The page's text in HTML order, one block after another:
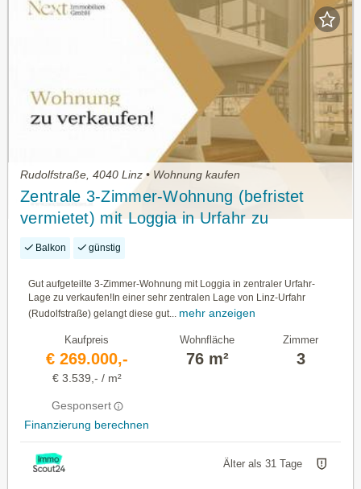
Rudolfstraße, 4040 Linz • Wohnung kaufen
Zentrale 3-Zimmer-Wohnung (befristet
vermietet) mit Loggia in Urfahr zu
verkaufen!
Balkon günstig
Gut aufgeteilte 3-Zimmer-Wohnung mit Loggia in zentraler Urfahr-
Lage zu verkaufen!In einer sehr zentralen Lage von Linz-Urfahr
(Rudolfstraße) gelangt diese gut... mehr anzeigen
Kaufpreis
€ 269.000,-
€ 3.539,- / m²
Gesponsert
Finanzierung berechnen
Wohnfläche
76 m²
Zimmer
3
Älter als 31 Tage